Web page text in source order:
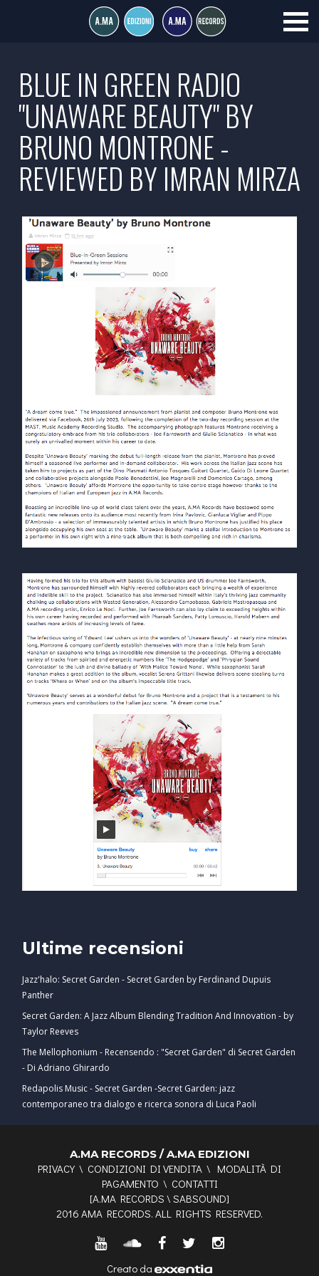
BLUE IN GREEN RADIO
"UNAWARE BEAUTY" BY
BRUNO MONTRONE -
REVIEWED BY IMRAN MIRZA
Ultime recensioni
Jazz'halo: Secret Garden - Secret Garden by Ferdinand Dupuis
Panther
Secret Garden: A Jazz Album Blending Tradition And Innovation - by
Taylor Reeves
The Mellophonium - Recensendo : "Secret Garden" di Secret Garden
- Di Adriano Ghirardo
Redapolis Music - Secret Garden -Secret Garden: jazz
contemporaneo tra dialogo e ricerca sonora di Luca Paoli
A.MA RECORDS / A.MA EDIZIONI
PRIVACY \ CONDIZIONI DI VENDITA \ MODALITÀ DI
PAGAMENTO \ CONTATTI
[A.MA RECORDS \ SABSOUND]
2016 AMA RECORDS. ALL RIGHTS RESERVED.
Creato da